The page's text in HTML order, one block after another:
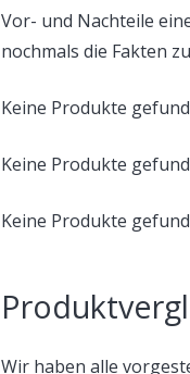
Vor- und Nachteile
nochmals die Fakten
Keine Produkte
Keine Produkte
Keine Produkte
Wir haben alle